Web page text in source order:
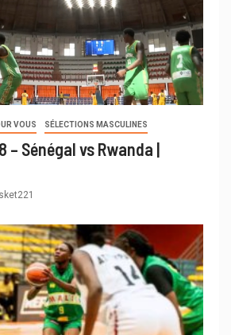
VOUS SÉLECTIONS MASCULINES
– Sénégal vs Rwanda |